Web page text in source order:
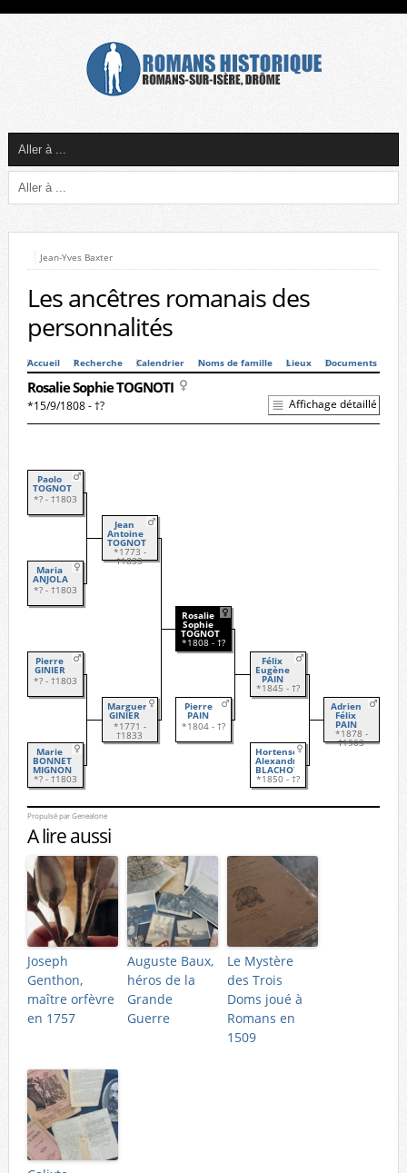
Jean-Yves Baxter
Les ancêtres romanais des
personnalités
Accueil Recherche Calendrier Noms de famille Lieux Documents
Rosalie Sophie TOGNOTI
*15/9/1808 - †? Affichage détaillé
Paolo
TOGNOTI
*? - †1803
Maria
ANJOLA
*? - †1803
Pierre
GINIER
*? - †1803
Marie
BONNET
MIGNON
*? - †1803
Jean
Antoine
TOGNOTI
*1773 -
†1833
Marguerite
GINIER
*1771 -
†1833
Rosalie
Sophie
TOGNOTI
*1808 - †?
Pierre
PAIN
*1804 - †?
Félix
Eugène
PAIN
*1845 - †?
Hortense
Alexandrine
BLACHOT
*1850 - †?
Adrien
Félix
PAIN
*1878 -
†1963
Propulsé par Genealone
A lire aussi
Joseph
Genthon,
maître orfèvre
en 1757
Auguste Baux,
héros de la
Grande
Guerre
Le Mystère
des Trois
Doms joué à
Romans en
1509